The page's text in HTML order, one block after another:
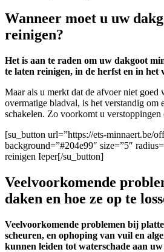
Wanneer moet u uw
reinigen?
Het is aan te raden om uw dakgoot
te laten reinigen, in de herfst en in het
Maar als u merkt dat de afvoer niet goed
overmatige bladval, is het verstandig om
schakelen. Zo voorkomt u
[su_button url=”https://ets-minnaert.be/
background=”#204e99″ size=”5″
reinigen Ieper[/su_button]
Veelvoorkomende
daken en hoe ze op te
Veelvoorkomende problemen bij
scheuren, en ophoping van vuil en
kunnen leiden tot waterschade aan